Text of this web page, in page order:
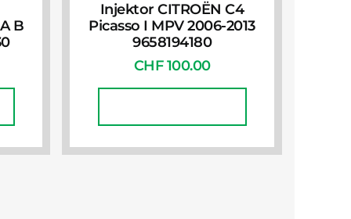
B
Injektor CITROËN C4
Picasso I MPV 2006-2013
9658194180
CHF100.00